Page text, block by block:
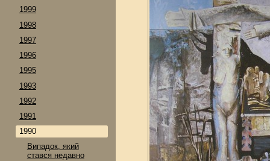
1999
1998
1997
1996
1995
1993
1992
1991
1990
Випадок, який
стався недавно